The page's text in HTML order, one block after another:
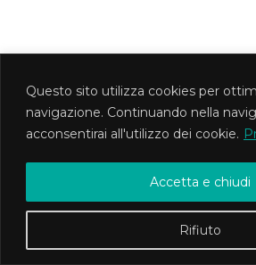
Questo sito utilizza cookies per
navigazione. Continuando nella
acconsentirai all'utilizzo dei cookie.
Rifiuto
Accetta e chiudi